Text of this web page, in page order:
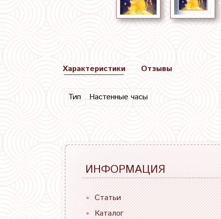
Характеристики
Тип Настенные часы
Отзывы
ИНФОРМАЦИЯ
Статьи
Каталог